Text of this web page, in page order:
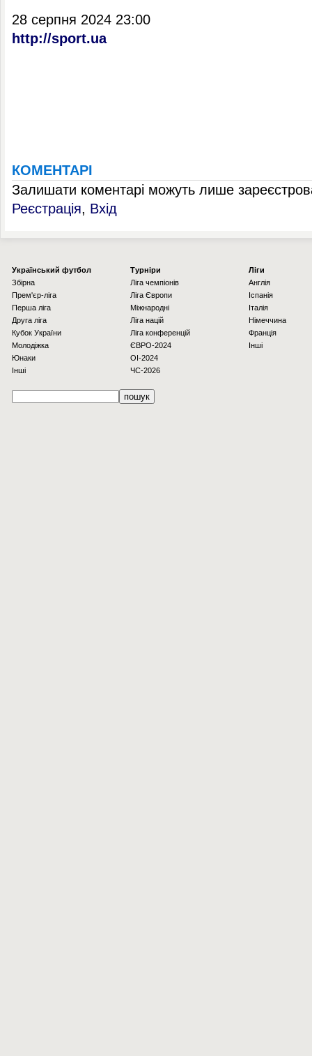
28 серпня 2024 23:00
http://sport.ua
КОМЕНТАРІ
Залишати коментарі можуть лише
Реєстрація, Вхід
Українcький футбол
Збірна
Прем'єр-ліга
Перша ліга
Друга ліга
Кубок України
Молодіжка
Юнаки
Інші
Турніри
Ліга чемпіонів
Ліга Європи
Міжнародні
Ліга націй
Ліга конференцій
ЄВРО-2024
OI-2024
ЧС-2026
Ліги
Англія
Іспанія
Італія
Німеччина
Франція
Інші